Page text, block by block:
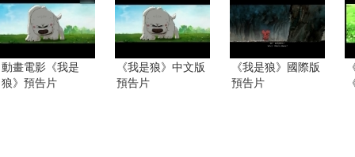
動畫電影《我是
狼》預告片
《我是狼》中文版
預告片
《我是狼》國際版
預告片